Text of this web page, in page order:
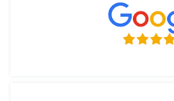
4. Мне нужен